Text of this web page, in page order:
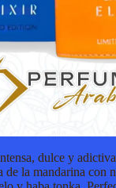
dulce y
de la mandarina con